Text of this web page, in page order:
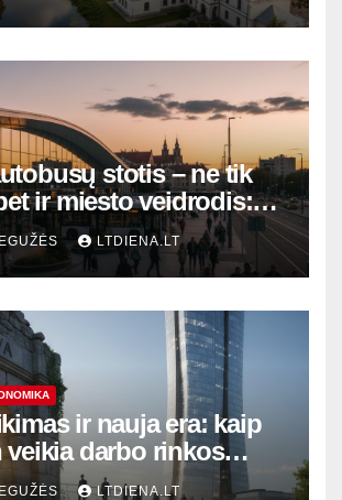
stotis – ne tik
ir miesto veidrodis:
vartai į laikinąją
LTDIENA.LT
ir nauja era: kaip
veikia darbo rinkos
LTDIENA.LT